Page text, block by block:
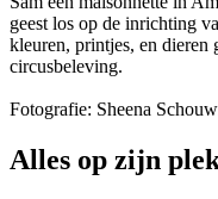
geest los op de inrichting
kleuren, printjes, en dieren
circusbeleving.
Fotografie: Sheena
Alles op zijn